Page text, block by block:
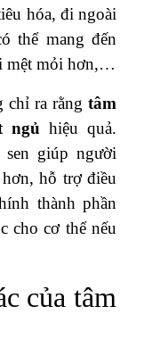
hóa, đi ngoài
thể mang đến
mệt mỏi hơn,…
chỉ ra rằng tâm
ngủ hiệu quả.
sen giúp người
hỗ trợ điều
thành phần
cho cơ thể nếu
của tâm